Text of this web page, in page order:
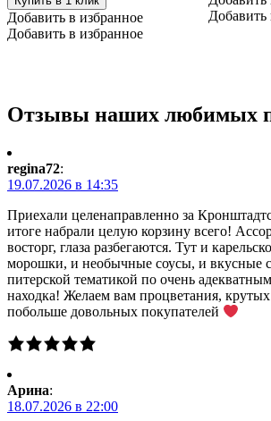
Санкт-
Петербурга"
с
Добавить в избранное
Добавить в избранное
Добавить
Отзывы наших любимых
regina72:
19.07.2026 в 14:35
Приехали целенаправленно за
итоге набрали целую корзину всего!
восторг, глаза разбегаются. Тут и
морошки, и необычные соусы, и вкусные
питерской тематикой по очень
находка! Желаем вам процветания,
побольше довольных покупателей
Арина:
18.07.2026 в 22:00